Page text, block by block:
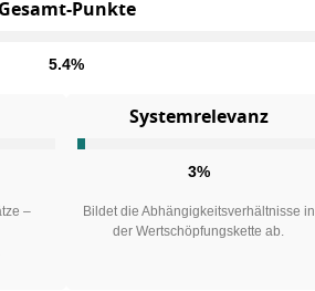
Gesamt-Punkte
5.4%
–
Systemrelevanz
3%
Bildet die Abhängigkeitsverhältnisse in
der Wertschöpfungskette ab.